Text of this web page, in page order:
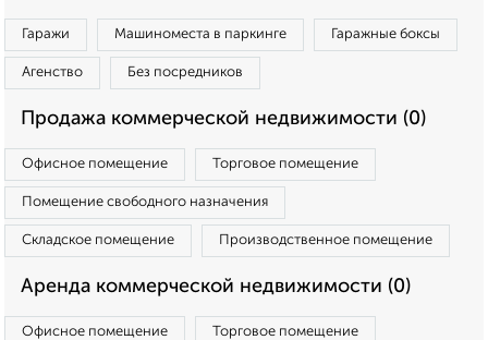
Гаражи Машиноместа в паркинге Гаражные боксы
Агенство Без посредников
Продажа коммерческой недвижимости (0)
Офисное помещение Торговое помещение
Помещение свободного назначения
Складское помещение Производственное помещение
Аренда коммерческой недвижимости (0)
Офисное помещение Торговое помещение